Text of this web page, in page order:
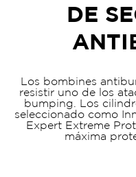
DE
Los bombines
resistir uno de los
bumping. Los
seleccionado como
Expert Extreme
máxima